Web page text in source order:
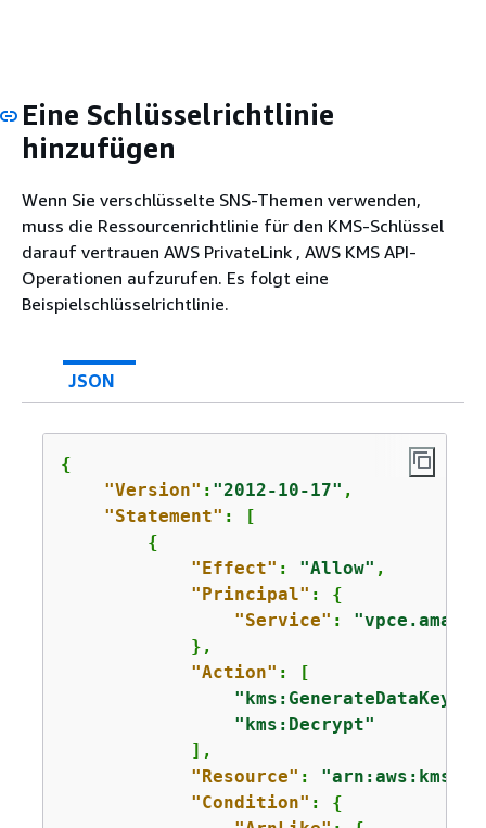
Eine Schlüsselrichtlinie
hinzufügen
Wenn Sie verschlüsselte SNS-Themen verwenden,
muss die Ressourcenrichtlinie für den KMS-Schlüssel
darauf vertrauen AWS PrivateLink , AWS KMS API-
Operationen aufzurufen. Es folgt eine
Beispielschlüsselrichtlinie.
JSON
{
"Version" : "2012-10-17" ,
"Statement" : [
{
"Effect" : "Allow" ,
"Principal" : {
"Service" :
            },
"Action" : [
"kms:GenerateDataKey*"
"kms:Decrypt"
            ],
"Resource" : "arn:aws:kms:
"Condition" : {